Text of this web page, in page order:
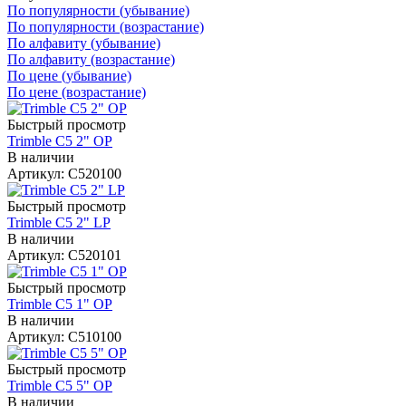
По популярности (убывание)
По популярности (возрастание)
По алфавиту (убывание)
По алфавиту (возрастание)
По цене (убывание)
По цене (возрастание)
Быстрый просмотр
Trimble C5 2" OP
В наличии
Артикул: C520100
Быстрый просмотр
Trimble C5 2" LP
В наличии
Артикул: C520101
Быстрый просмотр
Trimble C5 1" OP
В наличии
Артикул: C510100
Быстрый просмотр
Trimble C5 5" OP
В наличии